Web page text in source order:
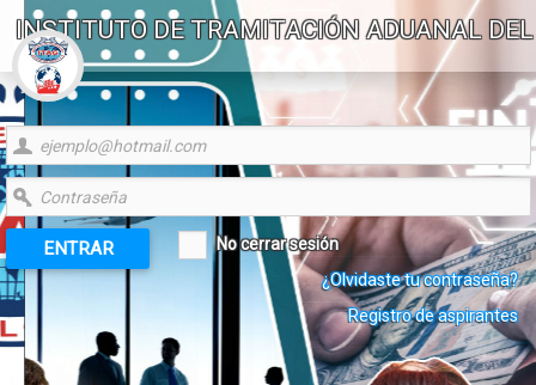
INSTITUTO DE TRAMITACIÓN ADUANAL DEL
GOLFO, A.C.
ENTRAR
No cerrar sesión
¿Olvidaste tu contraseña?
Registro de aspirantes